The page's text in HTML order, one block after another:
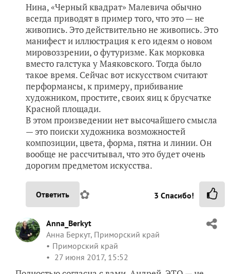
Нина, «Черный квадрат» Малевича обычно
всегда приводят в пример того, что это — не
живопись. Это действительно не живопись. Это
манифест и иллюстрация к его идеям о новом
мировоззрении, о футуризме. Как морковка
вместо галстука у Маяковского. Тогда было
такое время. Сейчас вот искусством считают
перформансы, к примеру, прибивание
художником, простите, своих яиц к брусчатке
Красной площади.
В этом произведении нет высочайшего смысла
— это поиски художника возможностей
композиции, цвета, форма, пятна и линии. Он
вообще не рассчитывал, что это будет очень
дорогим предметом искусства.
Ответить ✿ 3 Спасибо!
Anna_Berkyt
Анна Беркут, Приморский край
Приморский край
27 июня 2017, 15:52